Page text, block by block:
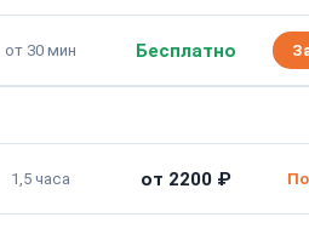
от 30 мин Бесплатно
1,5 часа от 2200 ₽